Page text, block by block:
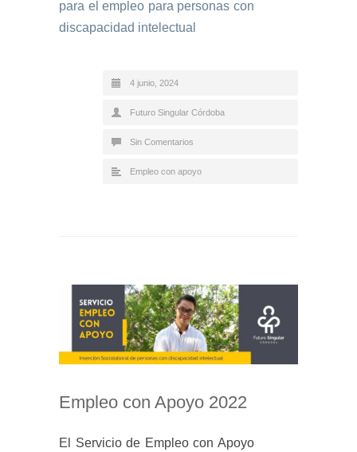
para el empleo para personas con
discapacidad intelectual
4 junio, 2024
Futuro Singular Córdoba
Sin Comentarios
Empleo con apoyo
Empleo con Apoyo 2022
El Servicio de Empleo con Apoyo